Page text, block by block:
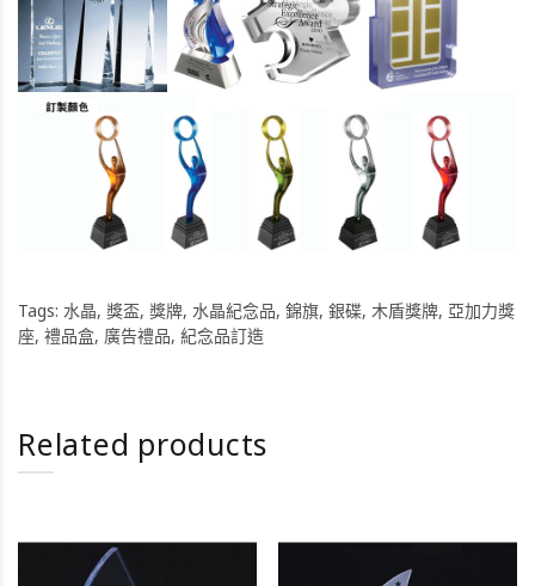
Tags: 水晶, 獎盃, 獎牌, 水晶紀念品, 錦旗, 銀碟, 木盾獎牌, 亞加力獎
座, 禮品盒, 廣告禮品, 紀念品訂造
Related products